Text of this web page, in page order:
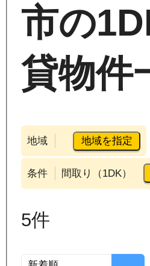
市の
貸物件
地域 地域を指定
条件 間取り（1DK）
5件